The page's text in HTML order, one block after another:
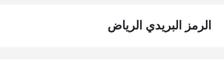
الرمز البريدي الرياض